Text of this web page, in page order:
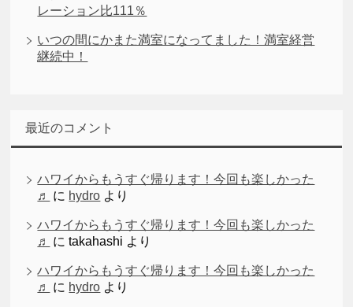
レーション比111％
いつの間にかまた満室になってました！満室経営
継続中！
最近のコメント
ハワイからもうすぐ帰ります！今回も楽しかった
♬
に hydro より
ハワイからもうすぐ帰ります！今回も楽しかった
♬
にtakahashi より
ハワイからもうすぐ帰ります！今回も楽しかった
♬
に hydro より